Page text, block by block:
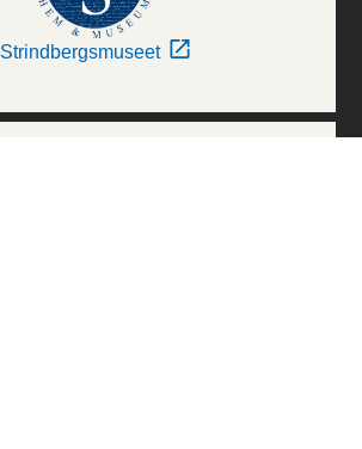
Strindbergsmuseet